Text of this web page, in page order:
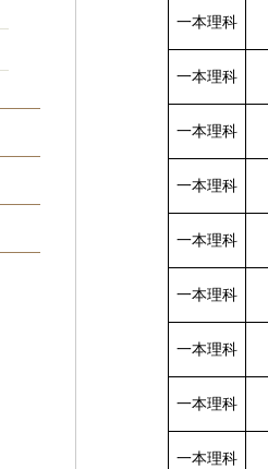
一本理科
一本理科
一本理科
一本理科
一本理科
一本理科
一本理科
一本理科
一本理科